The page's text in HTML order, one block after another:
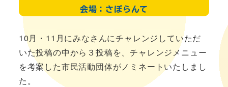
会場：さぽらんて
10月・11月にみなさんにチャレンジしていただ
いた投稿の中から３投稿を、チャレンジメニュー
を考案した市民活動団体がノミネートいたしまし
た。